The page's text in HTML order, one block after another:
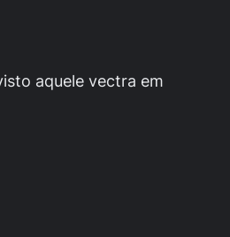
aquele vectra em